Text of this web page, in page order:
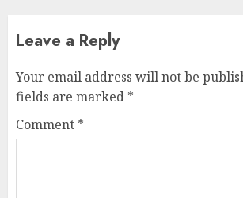
Leave a Reply
Your email address will not be
fields are marked *
Comment *